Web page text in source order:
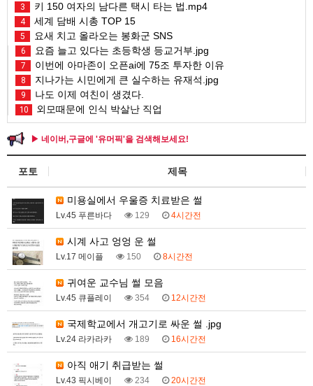
3 키 150 여자의 남다른 택시 타는 법.mp4
4 세계 담배 시총 TOP 15
5 요새 치고 올라오는 봉화군 SNS
6 요즘 늘고 있다는 초등학생 등교거부.jpg
7 이번에 아마존이 오픈ai에 75조 투자한 이유
8 지나가는 시민에게 큰 실수하는 유재석.jpg
9 나도 이제 여친이 생겼다.
10 외모때문에 인식 박살난 직업
▶ 네이버,구글에 '유머픽'을 검색해보세요!
포토 제목
미용실에서 우울증 치료받은 썰
Lv.45 푸른바다 129 4시간전
시계 사고 엉엉 운 썰
Lv.17 메이플 150 8시간전
귀여운 교수님 썰 모음
Lv.45 큐플레이 354 12시간전
국제학교에서 개고기로 싸운 썰 .jpg
Lv.24 라카라카 189 16시간전
아직 애기 취급받는 썰
Lv.43 픽시베이 234 20시간전